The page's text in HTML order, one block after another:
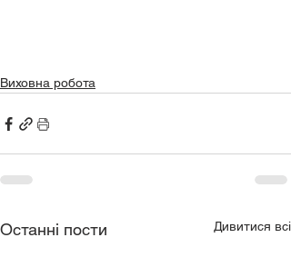
Виховна робота
Останні пости Дивитися всі